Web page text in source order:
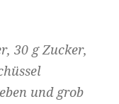
30 g Zucker,
und grob